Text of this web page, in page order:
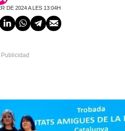
DE 2024 A LES 13:04H